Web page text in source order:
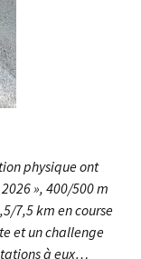
physique ont
», 400/500 m
7,5 km en course
et un challenge
à eux…